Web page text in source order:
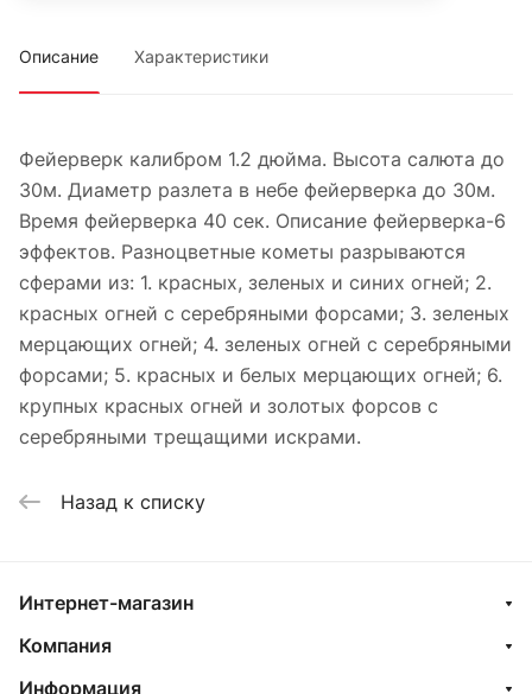
Описание Характеристики
Фейерверк калибром 1.2 дюйма. Высота салюта до
30м. Диаметр разлета в небе фейерверка до 30м.
Время фейерверка 40 сек. Описание фейерверка-6
эффектов. Разноцветные кометы разрываются
сферами из: 1. красных, зеленых и синих огней; 2.
красных огней с серебряными форсами; 3. зеленых
мерцающих огней; 4. зеленых огней с серебряными
форсами; 5. красных и белых мерцающих огней; 6.
крупных красных огней и золотых форсов с
серебряными трещащими искрами.
Назад к списку
Интернет-магазин
Компания
Информация